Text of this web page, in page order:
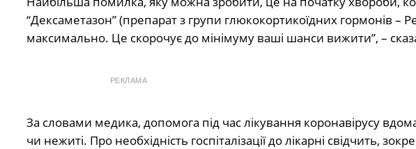
“Дексаметазон” (препарат з групи глюкокортикоїдних гормонів –
максимально. Це скорочує до мінімуму ваші шанси вижити”, –
РЕКЛАМА
За словами медика, допомога під час лікування коронавірусу
чи нежиті. Про необхідність госпіталізації до лікарні свідчить,